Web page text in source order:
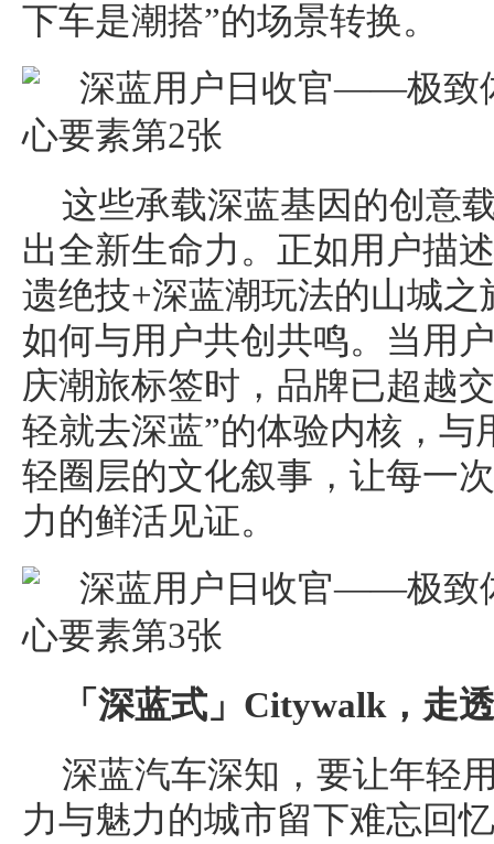
下车是潮搭”的场景转换。
这些承载深蓝基因的创意
出全新生命力。正如用户描
遗绝技+深蓝潮玩法的山城
如何与用户共创共鸣。当用
庆潮旅标签时，品牌已超越
轻就去深蓝”的体验内核，与
轻圈层的文化叙事，让每一
力的鲜活见证。
「深蓝式」Citywalk，走
深蓝汽车深知，要让年轻
力与魅力的城市留下难忘回